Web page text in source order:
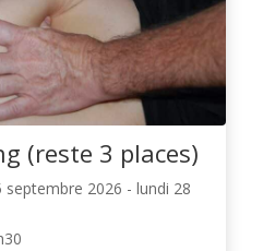
(reste 3 places)
septembre 2026 - lundi 28